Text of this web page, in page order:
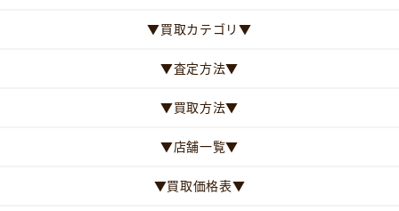
▼買取カテゴリ▼
▼査定方法▼
▼買取方法▼
▼店舗一覧▼
▼買取価格表▼